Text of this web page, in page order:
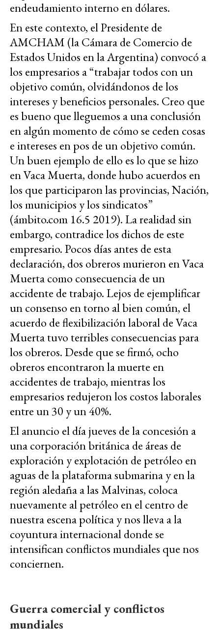
endeudamiento interno en dólares.
En este contexto, el Presidente de
AMCHAM (la Cámara de Comercio de
Estados Unidos en la Argentina) convocó a
los empresarios a “trabajar todos con un
objetivo común, olvidándonos de los
intereses y beneficios personales. Creo que
es bueno que lleguemos a una conclusión
en algún momento de cómo se ceden cosas
e intereses en pos de un objetivo común.
Un buen ejemplo de ello es lo que se hizo
en Vaca Muerta, donde hubo acuerdos en
los que participaron las provincias, Nación,
los municipios y los sindicatos”
(ámbito.com 16.5 2019). La realidad sin
embargo, contradice los dichos de este
empresario. Pocos días antes de esta
declaración, dos obreros murieron en Vaca
Muerta como consecuencia de un
accidente de trabajo. Lejos de ejemplificar
un consenso en torno al bien común, el
acuerdo de flexibilización laboral de Vaca
Muerta tuvo terribles consecuencias para
los obreros. Desde que se firmó, ocho
obreros encontraron la muerte en
accidentes de trabajo, mientras los
empresarios redujeron los costos laborales
entre un 30 y un 40%.
El anuncio el día jueves de la concesión a
una corporación británica de áreas de
exploración y explotación de petróleo en
aguas de la plataforma submarina y en la
región aledaña a las Malvinas, coloca
nuevamente al petróleo en el centro de
nuestra escena política y nos lleva a la
coyuntura internacional donde se
intensifican conflictos mundiales que nos
conciernen.
Guerra comercial y conflictos
mundiales